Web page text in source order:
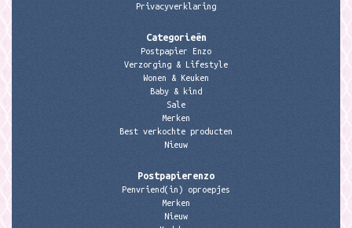
Privacyverklaring
Categorieën
Postpapier Enzo
Verzorging & Lifestyle
Wonen & Keuken
Baby & kind
Sale
Merken
Best verkochte producten
Nieuw
Postpapierenzo
Penvriend(in) oproepjes
Merken
Nieuw